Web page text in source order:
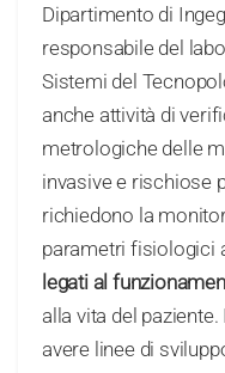
Dipartimento di
responsabile del
Sistemi del
anche attività di
metrologiche delle
invasive e rischiose
richiedono la
parametri fisiologici
legati al
alla vita del
avere linee di